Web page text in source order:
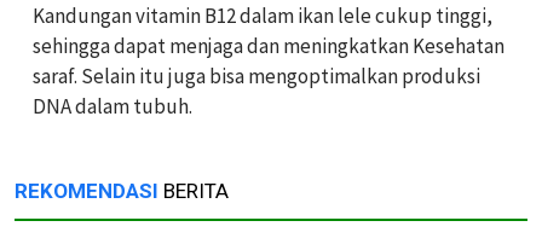
Kandungan vitamin B12 dalam ikan lele cukup tinggi,
sehingga dapat menjaga dan meningkatkan Kesehatan
saraf. Selain itu juga bisa mengoptimalkan produksi
DNA dalam tubuh.
REKOMENDASI BERITA